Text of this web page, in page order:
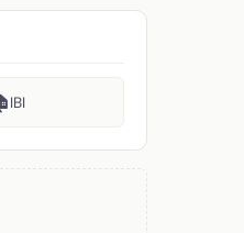
IBI